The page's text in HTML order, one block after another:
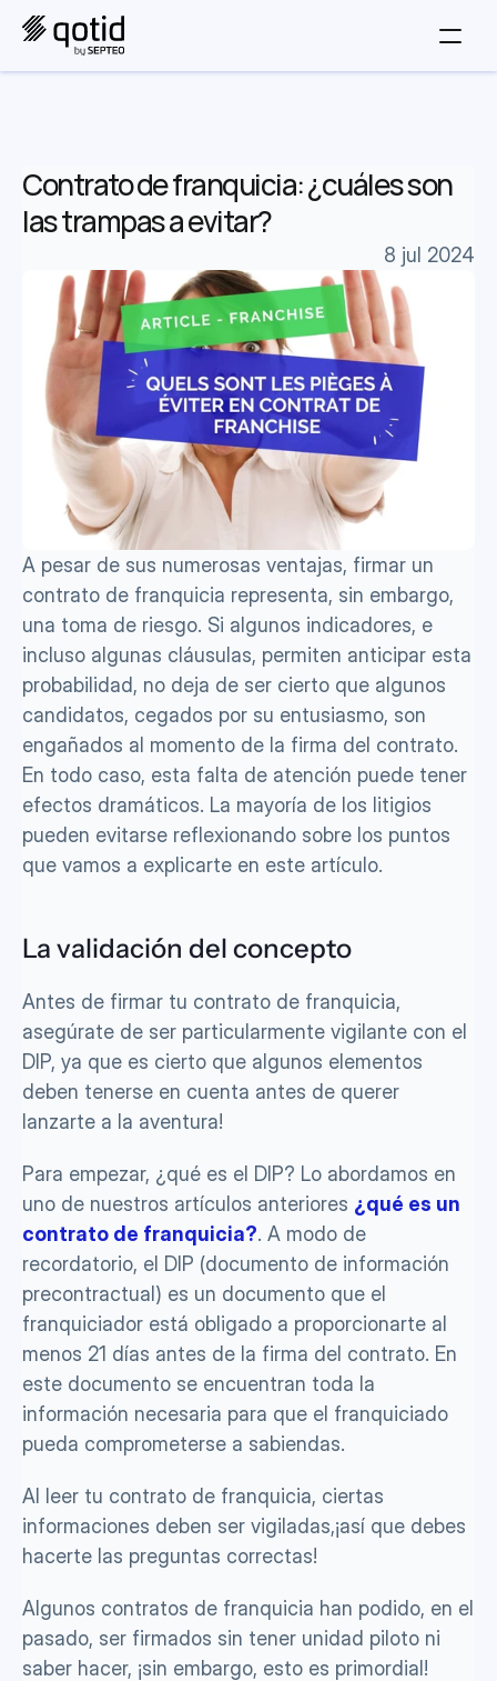
Contrato de franquicia: ¿cuáles son
las trampas a evitar?
8 jul 2024
A pesar de sus numerosas ventajas, firmar un
contrato de franquicia representa, sin embargo,
una toma de riesgo. Si algunos indicadores, e
incluso algunas cláusulas, permiten anticipar esta
probabilidad, no deja de ser cierto que algunos
candidatos, cegados por su entusiasmo, son
engañados al momento de la firma del contrato.
En todo caso, esta falta de atención puede tener
efectos dramáticos. La mayoría de los litigios
pueden evitarse reflexionando sobre los puntos
que vamos a explicarte en este artículo.
La validación del concepto
Antes de firmar tu contrato de franquicia,
asegúrate de ser particularmente vigilante con el
DIP, ya que es cierto que algunos elementos
deben tenerse en cuenta antes de querer
lanzarte a la aventura!
Para empezar, ¿qué es el DIP? Lo abordamos en
uno de nuestros artículos anteriores ¿qué es un
contrato de franquicia?. A modo de
recordatorio, el DIP (documento de información
precontractual) es un documento que el
franquiciador está obligado a proporcionarte al
menos 21 días antes de la firma del contrato. En
este documento se encuentran toda la
información necesaria para que el franquiciado
pueda comprometerse a sabiendas.
Al leer tu contrato de franquicia, ciertas
informaciones deben ser vigiladas,¡así que debes
hacerte las preguntas correctas!
Algunos contratos de franquicia han podido, en el
pasado, ser firmados sin tener unidad piloto ni
saber hacer, ¡sin embargo, esto es primordial!